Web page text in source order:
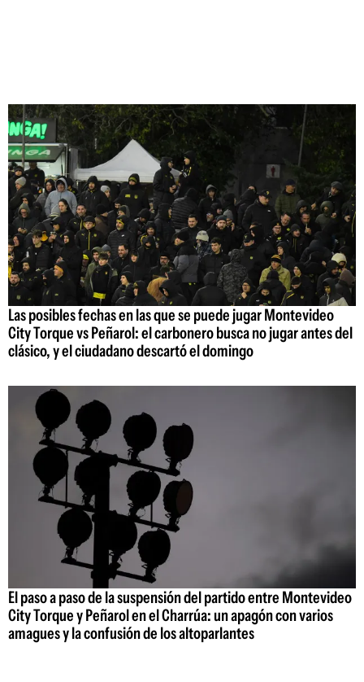
Las posibles fechas en las que se puede jugar Montevideo
City Torque vs Peñarol: el carbonero busca no jugar antes del
clásico, y el ciudadano descartó el domingo
El paso a paso de la suspensión del partido entre Montevideo
City Torque y Peñarol en el Charrúa: un apagón con varios
amagues y la confusión de los altoparlantes